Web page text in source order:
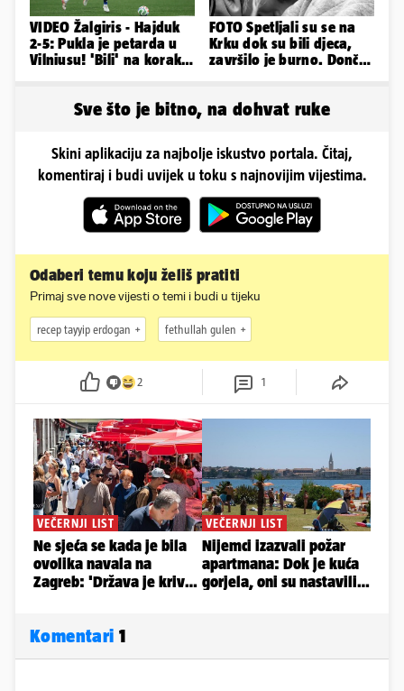
VIDEO Žalgiris - Hajduk
2-5: Pukla je petarda u
Vilniusu! 'Bili' na korak
FOTO Spetljali su se na
Krku dok su bili djeca,
završilo je burno. Dončić
Sve što je bitno, na dohvat ruke
Skini aplikaciju za najbolje iskustvo portala. Čitaj,
komentiraj i budi uvijek u toku s najnovijim vijestima.
Odaberi temu koju želiš pratiti
Primaj sve nove vijesti o temi i budi u tijeku
recep tayyip erdogan fethullah gulen
2 1
Komentari 1